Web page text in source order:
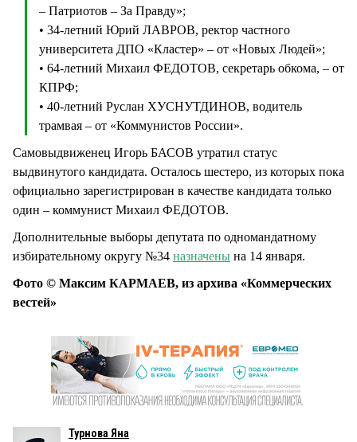
– Патриотов – За Правду»;
• 34-летний Юрий ЛАВРОВ, ректор частного
университета ДПО «Кластер» – от «Новых Людей»;
• 64-летний Михаил ФЕДОТОВ, секретарь обкома, – от
КПРФ;
• 40-летний Руслан ХУСНУТДИНОВ, водитель
трамвая – от «Коммунистов России».
Самовыдвиженец Игорь БАСОВ утратил статус
выдвинутого кандидата. Осталось шестеро, из которых пока
официально зарегистрирован в качестве кандидата только
один – коммунист Михаил ФЕДОТОВ.
Дополнительные выборы депутата по одномандатному
избирательному округу №34 назначены на 14 января.
Фото © Максим КАРМАЕВ, из архива «Коммерческих
вестей»
Турнова Яна